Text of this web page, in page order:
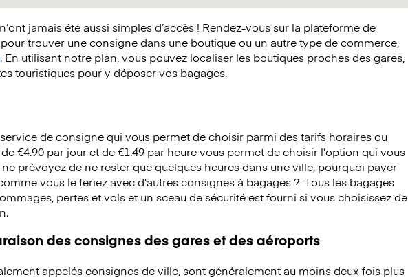
jamais été aussi simples d’accès ! Rendez-vous sur la plateforme de
trouver une consigne dans une boutique ou un autre type de commerce,
. En utilisant notre plan, vous pouvez localiser les boutiques proches des gares,
touristiques pour y déposer vos bagages.
service de consigne qui vous permet de choisir parmi des tarifs horaires ou
€4.90 par jour et de €1.49 par heure vous permet de choisir l’option qui vous
prévoyez de ne rester que quelques heures dans une ville, pourquoi payer
vous le feriez avec d’autres consignes à bagages ? Tous les bagages
pertes et vols et un sceau de sécurité est fourni si vous choisissez de
des consignes des gares et des aéroports
appelés consignes de ville, sont généralement au moins deux fois plus